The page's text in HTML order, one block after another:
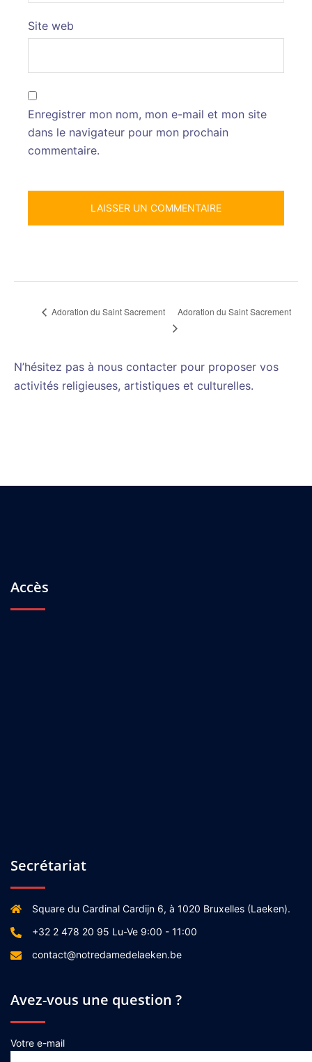
Site web
Enregistrer mon nom, mon e-mail et mon site
dans le navigateur pour mon prochain
commentaire.
Adoration du Saint Sacrement Adoration du Saint Sacrement
N’hésitez pas à nous contacter pour proposer vos
activités religieuses, artistiques et culturelles.
Accès
Secrétariat
Square du Cardinal Cardijn 6, à 1020 Bruxelles (Laeken).
+32 2 478 20 95 Lu-Ve 9:00 - 11:00
contact@notredamedelaeken.be
Avez-vous une question ?
Votre e-mail